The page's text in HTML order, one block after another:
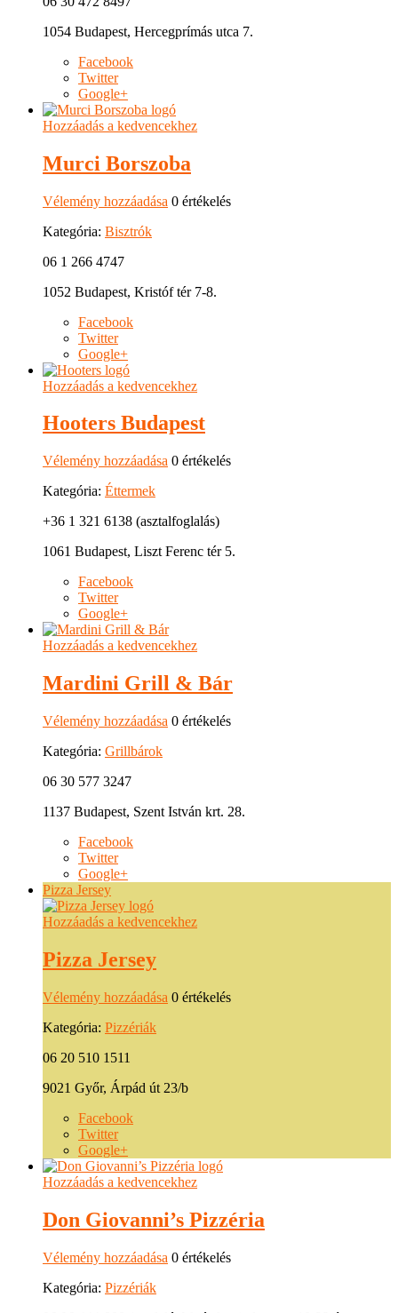
1054 Budapest, Hercegprímás utca 7.
Facebook
Twitter
Google+
Hozzáadás a kedvencekhez
Murci Borszoba
Vélemény hozzáadása 0 értékelés
Kategória: Bisztrók
06 1 266 4747
1052 Budapest, Kristóf tér 7-8.
Facebook
Twitter
Google+
Hozzáadás a kedvencekhez
Hooters Budapest
Vélemény hozzáadása 0 értékelés
Kategória: Éttermek
+36 1 321 6138 (asztalfoglalás)
1061 Budapest, Liszt Ferenc tér 5.
Facebook
Twitter
Google+
Hozzáadás a kedvencekhez
Mardini Grill & Bár
Vélemény hozzáadása 0 értékelés
Kategória: Grillbárok
06 30 577 3247
1137 Budapest, Szent István krt. 28.
Facebook
Twitter
Google+
Pizza Jersey
Hozzáadás a kedvencekhez
Pizza Jersey
Vélemény hozzáadása 0 értékelés
Kategória: Pizzériák
06 20 510 1511
9021 Győr, Árpád út 23/b
Facebook
Twitter
Google+
Hozzáadás a kedvencekhez
Don Giovanni’s Pizzéria
Vélemény hozzáadása 0 értékelés
Kategória: Pizzériák